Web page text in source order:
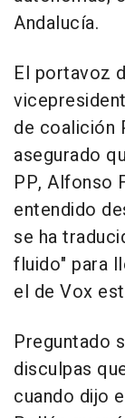
Andalucía.
El portavoz
de coalición
asegurado
PP, Alfonso
entendido
se ha
fluido" para
el de Vox
Preguntado
disculpas
cuando dijo